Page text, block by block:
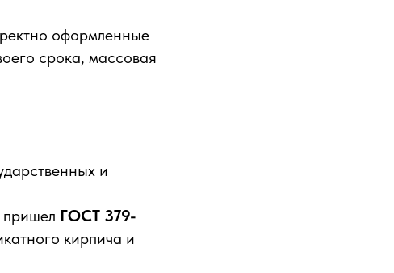
оформленные
срока, массовая
и
пришел ГОСТ 379-
кирпича и